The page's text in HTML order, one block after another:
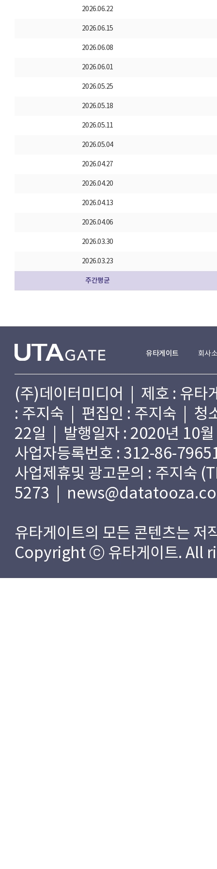
2026.06.22
2026.06.15
2026.06.08
2026.06.01
2026.05.25
2026.05.18
2026.05.11
2026.05.04
2026.04.27
2026.04.20
2026.04.13
2026.04.06
2026.03.30
2026.03.23
주간평균
유타게이트 회사
(주)데이터미디어 | 제호 : 유
: 주지숙 | 편집인 : 주지숙 | 청
22일 | 발행일자 : 2020년 10
사업자등록번호 : 312-86-
사업제휴및 광고문의 : 주지숙
5273 |
유타게이트의 모든 콘텐츠는 저
Copyright ⓒ 유타게이트. All